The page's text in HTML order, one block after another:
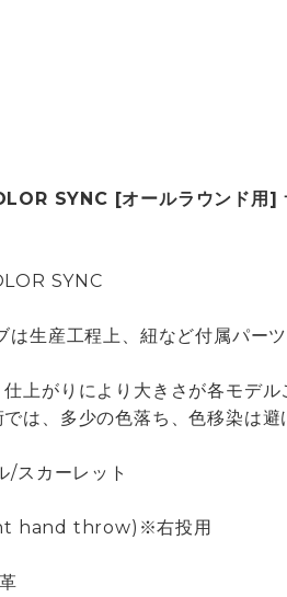
SYNC [オールラウンド用]
SYNC
生産工程上、紐など付属パー
上がりにより大きさが各モデル
は、多少の色落ち、色移染は避
/スカーレット
hand throw)※右投用